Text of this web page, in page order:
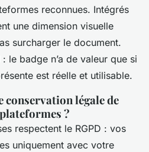
reconnues. Intégrés
une dimension visuelle
surcharger le document.
le badge n’a de valeur que si
est réelle et utilisable.
conservation légale de
?
respectent le RGPD : vos
uniquement avec votre